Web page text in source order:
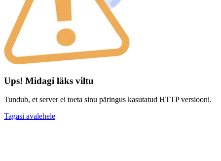
Ups! Midagi läks viltu
Tundub, et server ei toeta sinu päringus kasutatud HTTP versiooni.
Tagasi avalehele